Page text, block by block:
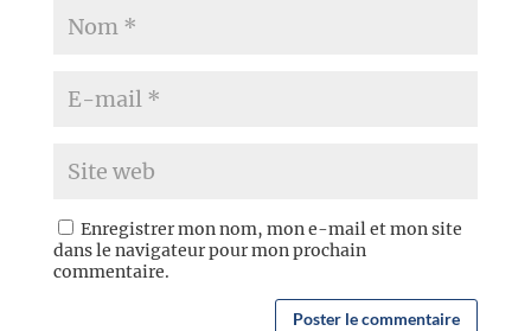
Enregistrer mon nom, mon e-mail et mon site
dans le navigateur pour mon prochain
commentaire.